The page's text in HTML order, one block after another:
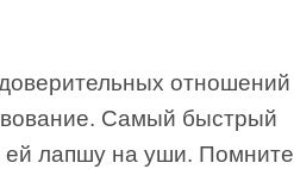
отношений
Самый быстрый
ей лапшу на уши. Помните